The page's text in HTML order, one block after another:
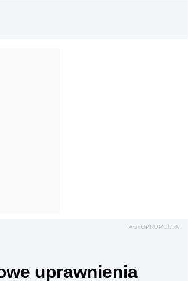
AUTOPROMOCJA
uprawnienia